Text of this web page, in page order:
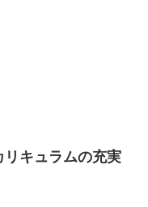
キュラムの充実